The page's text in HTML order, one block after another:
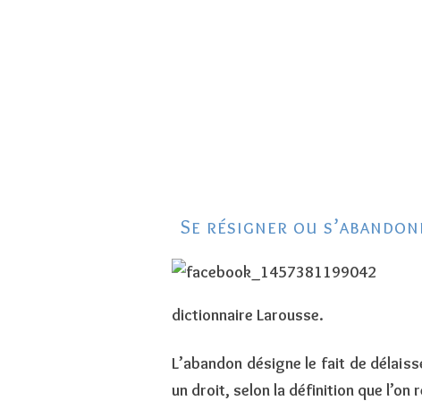
MYSTÈRES DE LA FORÊT
Se résigner ou
dictionnaire Larousse.
L’abandon désigne le fait de
un droit, selon la définition que l’on